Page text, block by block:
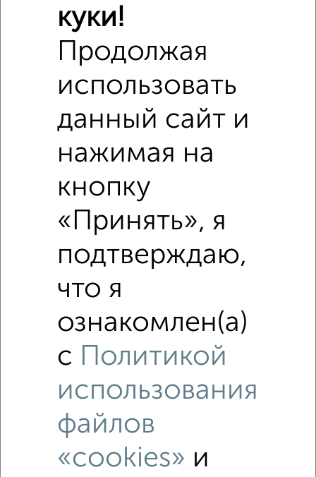
Сравнение средних цен
5 090 000 ₽
Средняя цена район
Средняя цена по городу
Похожие предложения рядом
3‑комнатные квартиры недалеко от Хользунова 13
куки!
Продолжая
использовать
данный сайт и
нажимая на
кнопку
«Принять», я
подтверждаю,
что я
ознакомлен(а)
с Политикой
использования
файлов
«cookies» и